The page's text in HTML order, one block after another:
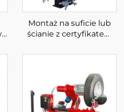
Montaż na suficie lub
ścianie z certyfikatem